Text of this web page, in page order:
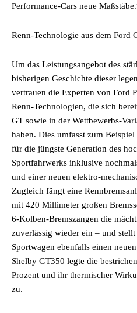
Performance-Cars neue
Renn-Technologie aus dem Ford
Um das Leistungsangebot des
bisherigen Geschichte dieser
vertrauen die Experten von Ford
Renn-Technologien, die sich
GT sowie in der Wettbewerbs-
haben. Dies umfasst zum
für die jüngste Generation des
Sportfahrwerks inklusive
und einer neuen elektro-
Zugleich fängt eine
mit 420 Millimeter großen
6-Kolben-Bremszangen die
zuverlässig wieder ein – und
Sportwagen ebenfalls einen
Shelby GT350 legte die
Prozent und ihr thermischer
zu.